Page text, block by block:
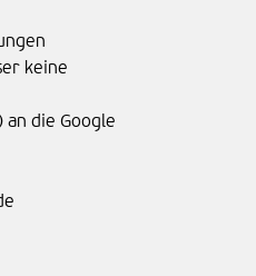
keine
die Google